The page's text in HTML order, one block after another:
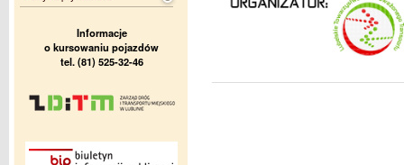
Informacje
o kursowaniu pojazdów
tel. (81) 525-32-46